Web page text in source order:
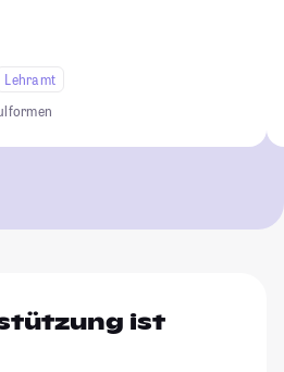
Lehramt
ist